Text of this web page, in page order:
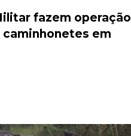
fazem operação
em